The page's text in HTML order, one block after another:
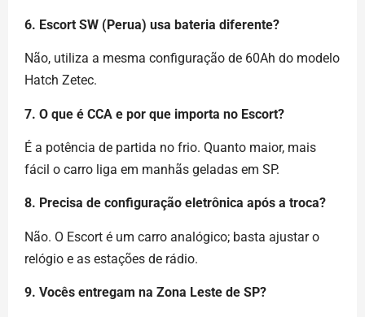
6. Escort SW (Perua) usa bateria diferente?
Não, utiliza a mesma configuração de 60Ah do modelo
Hatch Zetec.
7. O que é CCA e por que importa no Escort?
É a potência de partida no frio. Quanto maior, mais
fácil o carro liga em manhãs geladas em SP.
8. Precisa de configuração eletrônica após a troca?
Não. O Escort é um carro analógico; basta ajustar o
relógio e as estações de rádio.
9. Vocês entregam na Zona Leste de SP?